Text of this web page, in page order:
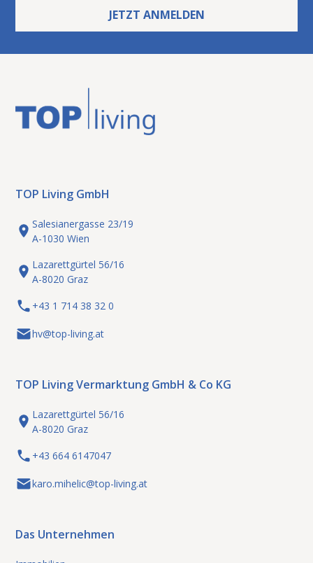
JETZT ANMELDEN
TOP Living GmbH
Salesianergasse 23/19
A-1030 Wien
Lazarettgürtel 56/16
A-8020 Graz
+43 1 714 38 32 0
hv@top-living.at
TOP Living Vermarktung GmbH & Co KG
Lazarettgürtel 56/16
A-8020 Graz
+43 664 6147047
karo.mihelic@top-living.at
Das Unternehmen